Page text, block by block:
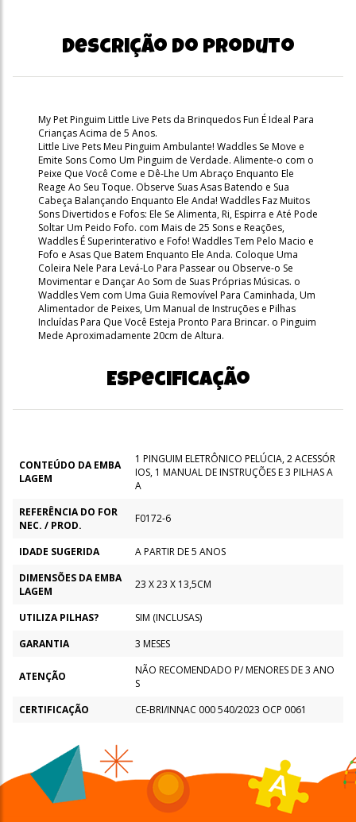
Descrição do produto
My Pet Pinguim Little Live Pets da Brinquedos Fun É Ideal Para
Crianças Acima de 5 Anos.
Little Live Pets Meu Pinguim Ambulante! Waddles Se Move e
Emite Sons Como Um Pinguim de Verdade. Alimente-o com o
Peixe Que Você Come e Dê-Lhe Um Abraço Enquanto Ele
Reage Ao Seu Toque. Observe Suas Asas Batendo e Sua
Cabeça Balançando Enquanto Ele Anda! Waddles Faz Muitos
Sons Divertidos e Fofos: Ele Se Alimenta, Ri, Espirra e Até Pode
Soltar Um Peido Fofo. com Mais de 25 Sons e Reações,
Waddles É Superinterativo e Fofo! Waddles Tem Pelo Macio e
Fofo e Asas Que Batem Enquanto Ele Anda. Coloque Uma
Coleira Nele Para Levá-Lo Para Passear ou Observe-o Se
Movimentar e Dançar Ao Som de Suas Próprias Músicas. o
Waddles Vem com Uma Guia Removível Para Caminhada, Um
Alimentador de Peixes, Um Manual de Instruções e Pilhas
Incluídas Para Que Você Esteja Pronto Para Brincar. o Pinguim
Mede Aproximadamente 20cm de Altura.
Especificação
CONTEÚDO DA EMBA
LAGEM
1 PINGUIM ELETRÔNICO PELÚCIA, 2 ACESSÓR
IOS, 1 MANUAL DE INSTRUÇÕES E 3 PILHAS A
A
REFERÊNCIA DO FOR
NEC. / PROD.
F0172-6
IDADE SUGERIDA
A PARTIR DE 5 ANOS
DIMENSÕES DA EMBA
LAGEM
23 X 23 X 13,5CM
UTILIZA PILHAS?
SIM (INCLUSAS)
GARANTIA
3 MESES
ATENÇÃO
NÃO RECOMENDADO P/ MENORES DE 3 ANO
S
CERTIFICAÇÃO
CE-BRI/INNAC 000 540/2023 OCP 0061